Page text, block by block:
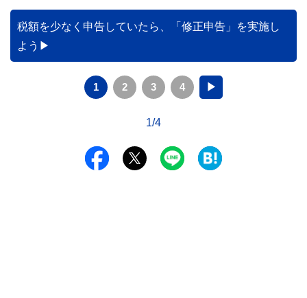
税額を少なく申告していたら、「修正申告」を実施し
よう
1 2 3 4 ▶
1/4